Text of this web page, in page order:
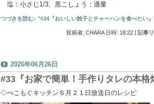
塩：小さじ1/3、黒こしょう：適量
つづきを読む♪ "#34『おいしい餃子とチャーハンを食べたい
投稿者: CHARA 日時: 18:22 | 記事
2026年06月26日
#33『お家で簡単！手作りタレの本格
◇ぺこもぐキッチン６月２１日放送日のレシピ